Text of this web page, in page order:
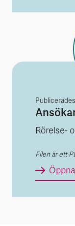
Publicerades
Rörelse-
Filen är ett